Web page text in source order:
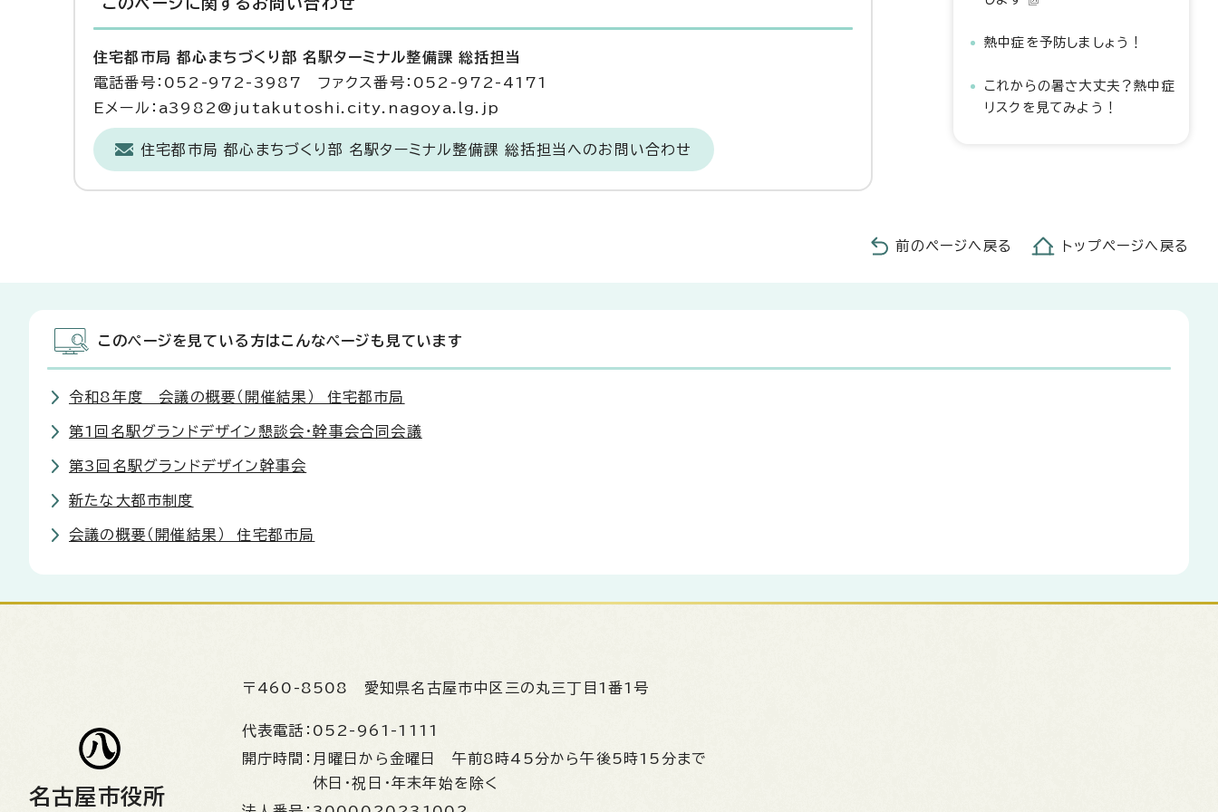
このページに関する お問い合わせ
住宅都市局 都心まちづくり部 名駅ターミナル整備課 総括担当
電話番号：052-972-3987 ファクス番号：052-972-4171
Eメール：a3982@jutakutoshi.city.nagoya.lg.jp
住宅都市局 都心まちづくり部 名駅ターミナル整備課 総括担当へのお問い合わせ
熱中症を予防しましょう！
これからの暑さ大丈夫？熱中症
リスクを見てみよう！
前のページへ戻る トップページへ戻る
このページを見ている方はこんなページも見ています
令和8年度 会議の概要（開催結果） 住宅都市局
第1回名駅グランドデザイン懇談会・幹事会合同会議
第3回名駅グランドデザイン幹事会
新たな大都市制度
会議の概要（開催結果） 住宅都市局
名古屋市役所
〒460-8508 愛知県名古屋市中区三の丸三丁目1番1号
代表電話： 052-961-1111
開庁時間： 月曜日から金曜日 午前8時45分から午後5時15分まで
休日・祝日・年末年始を除く